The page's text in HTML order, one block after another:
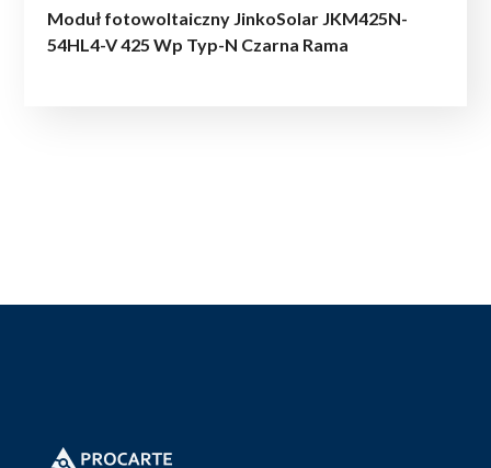
Moduł fotowoltaiczny JinkoSolar JKM425N-
54HL4-V 425 Wp Typ-N Czarna Rama